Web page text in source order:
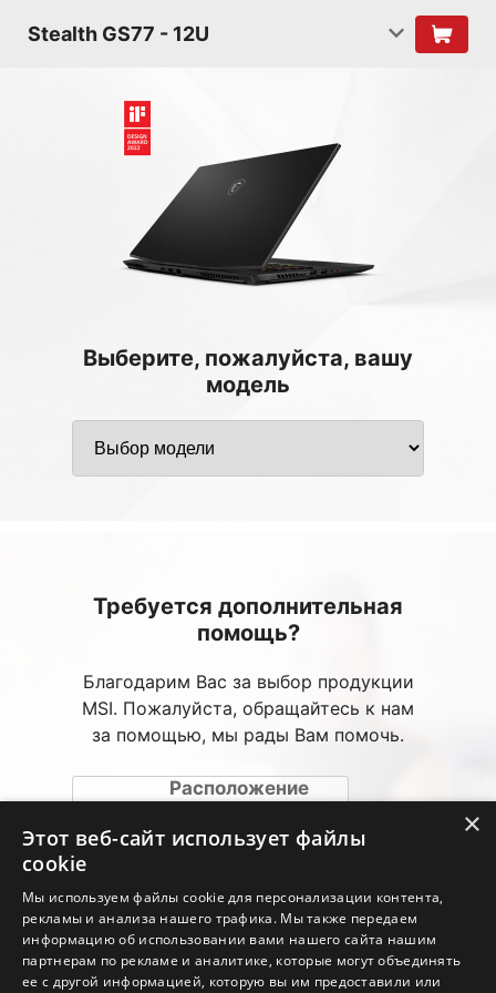
Stealth GS77 - 12U
Выберите, пожалуйста, вашу
модель
Требуется дополнительная
помощь?
Благодарим Вас за выбор продукции
MSI. Пожалуйста, обращайтесь к нам
за помощью, мы рады Вам помочь.
Расположение
сервисных центров
(АСЦ)
Веб-консультация
Горячая линия
×
Этот веб-сайт использует файлы
cookie
Мы используем файлы cookie для персонализации контента,
рекламы и анализа нашего трафика. Мы также передаем
информацию об использовании вами нашего сайта нашим
партнерам по рекламе и аналитике, которые могут объединять
ее с другой информацией, которую вы им предоставили или